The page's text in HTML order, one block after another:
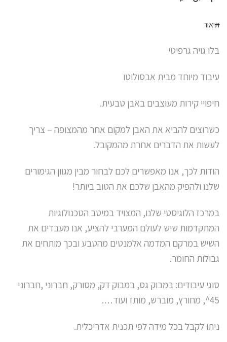
תיאור
בלו גויה גרפיטי
עיבוד מיוחד מבית אבסולוטו
חיפויי קירות מעוצבים באבן טבעית.
כשרוצים להביא את האבן למקום אחר מהמצופה – צריך
לעשות את הדברים אחרת מהמקובל.
הודות לכך, אנו מאפשרים לכם לבחור מבין מגוון הגימורים
שלנו ולהפיק מהאבן שלכם את הטוב ביותר!
במרכז הלוגיסטי שלנו, המצויד במיטב הטכנולוגיות
המתקדמות שיש לעולם המערבי להציע, אנו מעבדים את
השיש במרקם המדמה אלמנטים מהטבע ובכך מותחים את
גבולות החומר.
סוגי עיבודים: במבוק גס, במבוק דק, מסורק, חברוני ,חברוני
45^, מחורץ, מוברש, מותז ועוד….
ניתו לקבל בכל מידה לפי תכנית אדריכלית.